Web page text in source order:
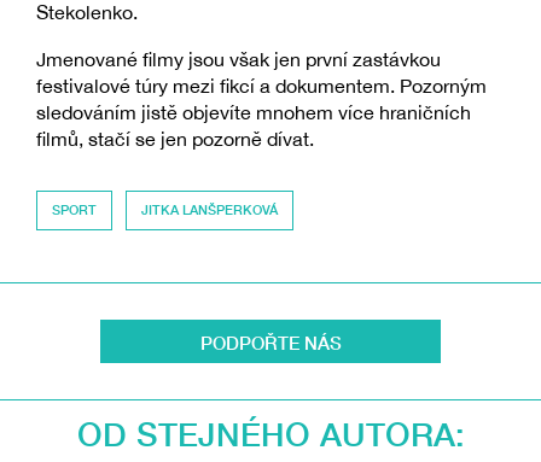
Stekolenko.
Jmenované filmy jsou však jen první zastávkou
festivalové túry mezi fikcí a dokumentem. Pozorným
sledováním jistě objevíte mnohem více hraničních
filmů, stačí se jen pozorně dívat.
SPORT JITKA LANŠPERKOVÁ
PODPOŘTE NÁS
OD STEJNÉHO AUTORA: